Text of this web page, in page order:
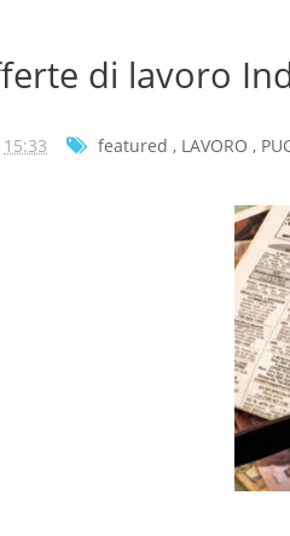
di lavoro
15:33 featured , LAVORO ,